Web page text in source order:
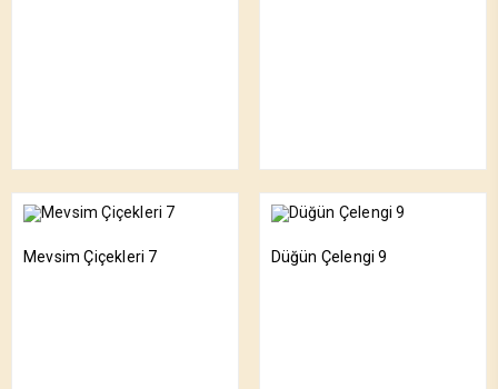
Mevsim Çiçekleri 7 Düğün Çelengi 9